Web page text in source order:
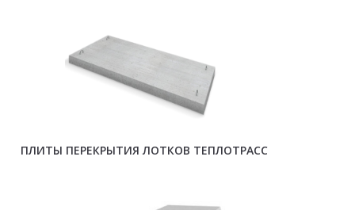
ПЛИТЫ ПЕРЕКРЫТИЯ ЛОТКОВ ТЕПЛОТРАСС